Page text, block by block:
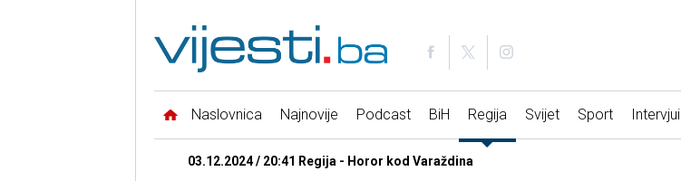
Naslovnica Najnovije Podcast BiH Regija Svijet Sport Intervjui
03.12.2024 / 20:41 Regija - Horor kod Varaždina